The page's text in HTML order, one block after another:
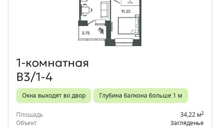
Объект месяца
1‑комнатная
В3/1-4
Окна выходят во двор Глубина балкона больше 1 м
Площадь 34,22 м2
Объект
Загляденье